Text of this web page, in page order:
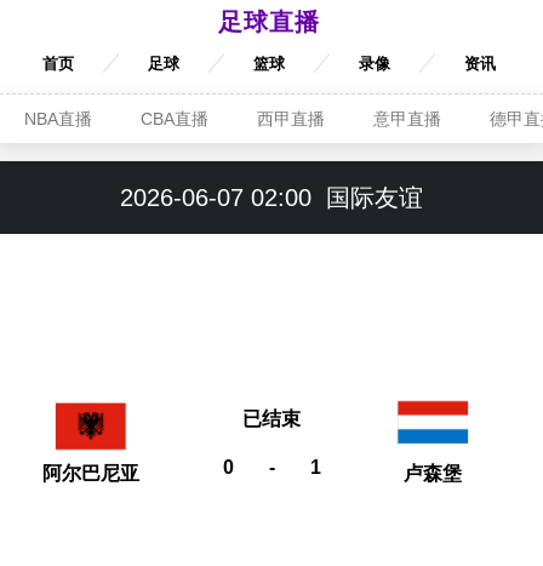
足球直播
首页 足球 篮球 录像 资讯
NBA直播 CBA直播 西甲直播 意甲直播 德甲
2026-06-07 02:00 国际友谊
阿尔巴尼亚 0 - 1
已结束
卢森堡